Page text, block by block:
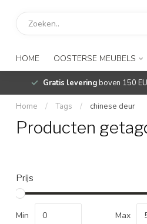
HOME OOSTERSE MEUBELS
Gratis leveringboven 150
Home / Tags / chinese deur
Producten
Prijs
Min Max